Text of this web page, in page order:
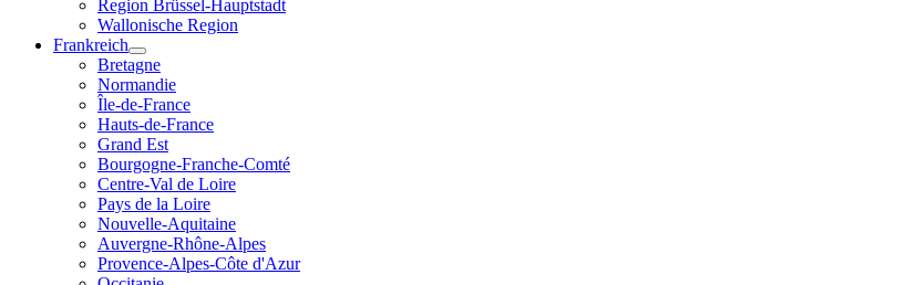
Region Brüssel-Hauptstadt
Wallonische Region
Frankreich
Bretagne
Normandie
Île-de-France
Hauts-de-France
Grand Est
Bourgogne-Franche-Comté
Centre-Val de Loire
Pays de la Loire
Nouvelle-Aquitaine
Auvergne-Rhône-Alpes
Provence-Alpes-Côte d'Azur